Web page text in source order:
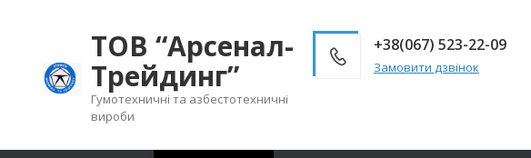
ТОВ “Арсенал-
Трейдинг”
Гумотехничні та азбестотехничні
вироби
+38(067) 523-22-09
Замовити дзвінок